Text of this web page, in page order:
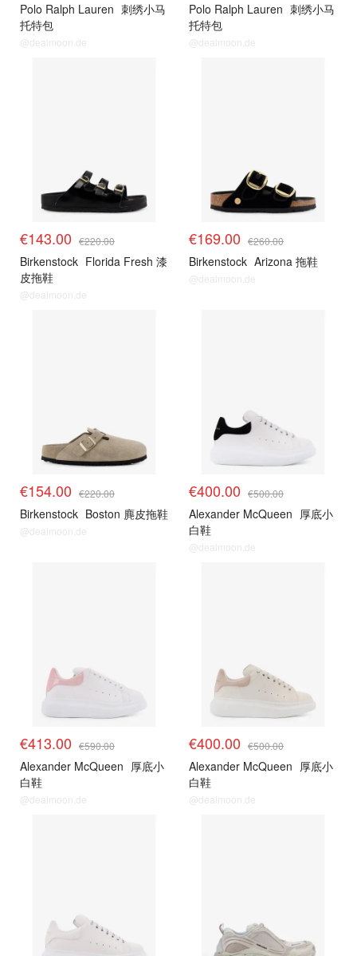
Polo Ralph Lauren 刺绣小马
托特包
@dealmoon.de
Polo Ralph Lauren 刺绣小马
托特包
@dealmoon.de
€143.00 €220.00
Birkenstock Florida Fresh 漆
皮拖鞋
@dealmoon.de
€169.00 €260.00
Birkenstock Arizona 拖鞋
@dealmoon.de
€154.00 €220.00
Birkenstock Boston 麂皮拖鞋
@dealmoon.de
€400.00 €500.00
Alexander McQueen 厚底小
白鞋
@dealmoon.de
€413.00 €590.00
Alexander McQueen 厚底小
白鞋
@dealmoon.de
€400.00 €500.00
Alexander McQueen 厚底小
白鞋
@dealmoon.de